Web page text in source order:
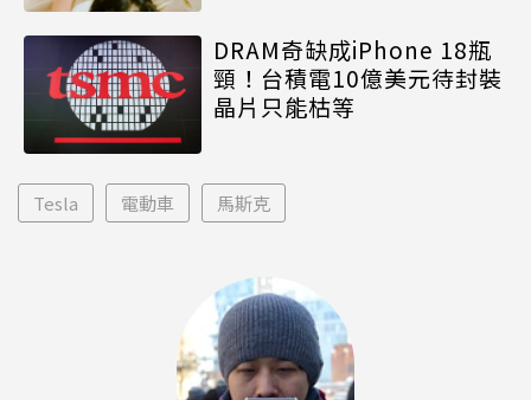
DRAM奇缺成iPhone 18瓶
頸！台積電10億美元待封裝
晶片只能枯等
Tesla 電動車 馬斯克